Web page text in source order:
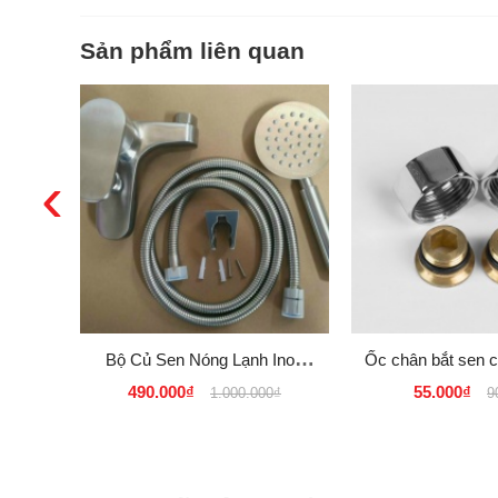
Sản phẩm liên quan
Bộ Củ Sen Nóng Lạnh Inox
304 Proxia Thái Lan
490.000₫ 1.000.000₫
Ốc chân bắt sen
lạnh inox
55.000₫
‹